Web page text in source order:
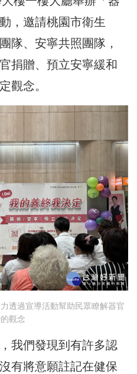
，邀請桃園市衛生
隊、安寧共照團隊，
捐贈、預立安寧緩和
觀念。
透過宣導活動幫助民眾瞭解器官
觀念
我們發現到有許多認
有將意願註記在健保